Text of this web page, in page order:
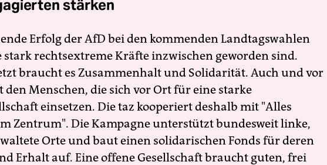
stärken
Erfolg der AfD bei den kommenden Landtagswahlen
stark rechtsextreme Kräfte inzwischen geworden sind.
braucht es Zusammenhalt und Solidarität. Auch und vor
den Menschen, die sich vor Ort für eine starke
einsetzen. Die taz kooperiert deshalb mit "Alles
Zentrum". Die Kampagne unterstützt bundesweit linke,
Orte und baut einen solidarischen Fonds für deren
Erhalt auf. Eine offene Gesellschaft braucht guten, frei